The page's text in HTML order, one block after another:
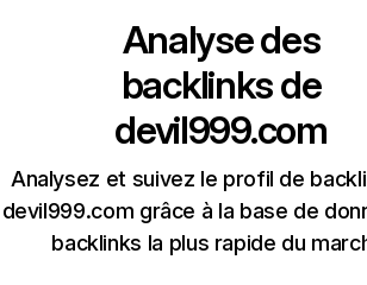
Analyse des
backlinks de
devil999.com
Analysez et suivez le profil de
devil999.com grâce à la base de
backlinks la plus rapide du